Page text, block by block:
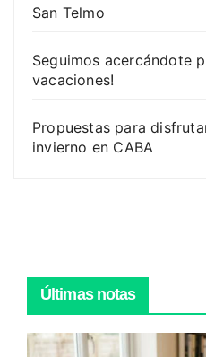
San Telmo
Seguimos acercándote
vacaciones!
Propuestas para
invierno en CABA
Últimas notas